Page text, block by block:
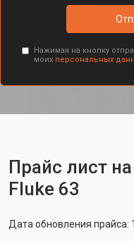
Нажимая на кнопку
моих персональных
Прайс лист
Fluke 63
Дата обновления прайса: